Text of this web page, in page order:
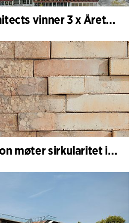
C.F. Møller Architects vinner 3 x Årets Bygg 2025
MIX: Når tradisjon møter sirkularitet i arkitekturen